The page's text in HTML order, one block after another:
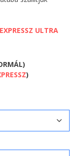
EXPRESSZ ULTRA
)